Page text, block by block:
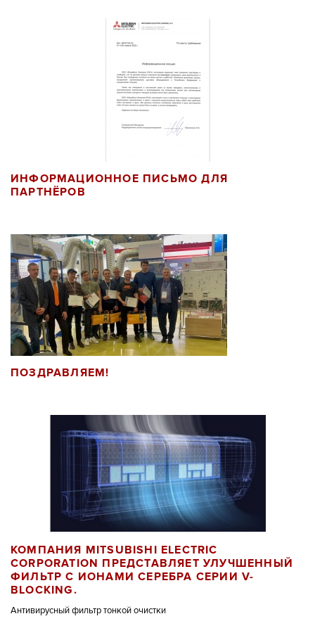
ИНФОРМАЦИОННОЕ ПИСЬМО ДЛЯ
ПАРТНЁРОВ
ПОЗДРАВЛЯЕМ!
КОМПАНИЯ MITSUBISHI ELECTRIC
CORPORATION ПРЕДСТАВЛЯЕТ УЛУЧШЕННЫЙ
ФИЛЬТР С ИОНАМИ СЕРЕБРА СЕРИИ V-
BLOCKING.
Антивирусный фильтр тонкой очистки